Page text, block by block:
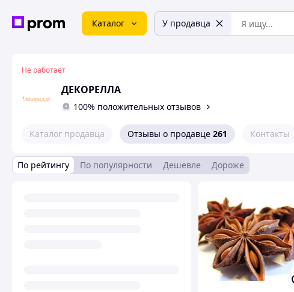
Каталог У продавца
Не работает
ДЕКОРЕЛЛА
100% положительных отзывов
Каталог продавца Отзывы о продавце 261 Контакты
По рейтингу По популярности Дешевле Дороже